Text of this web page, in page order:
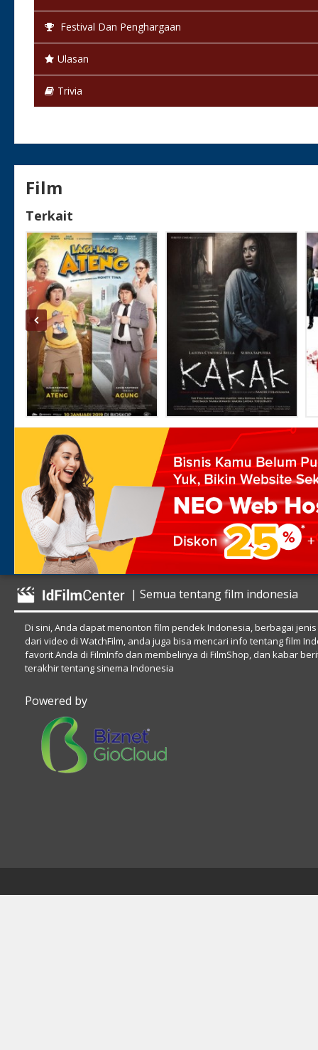
Status:Selesai / Rilis
Festival Dan Penghargaan
Ulasan
Trivia
Film
Terkait
| Semua tentang film indonesia
Di sini, Anda dapat menonton film pendek Indonesia, berbagai
dari video di WatchFilm, anda juga bisa mencari info tentang film
favorit Anda di FilmInfo dan membelinya di FilmShop, dan kabar
terakhir tentang sinema Indonesia
Powered by